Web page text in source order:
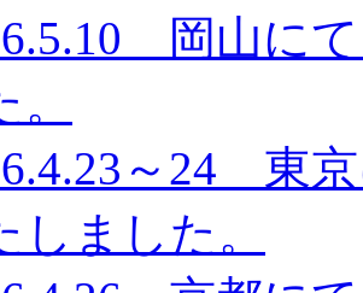
岡山に
。
～24 東
しました。